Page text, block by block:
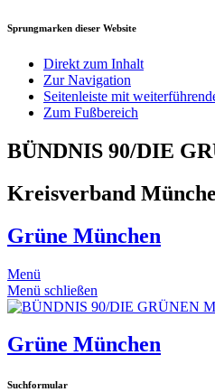
Sprungmarken dieser Website
Direkt zum Inhalt
Zur Navigation
Seitenleiste mit
Zum Fußbereich
BÜNDNIS 90/DIE
Kreisverband
Grüne München
Menü
Menü schließen
Grüne München
Suchformular